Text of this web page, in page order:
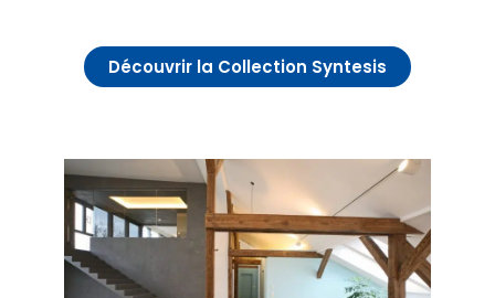
Découvrir la Collection Syntesis